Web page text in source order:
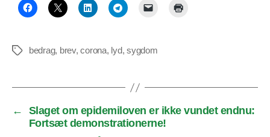
Tags bedrag, brev,corona, lyd,sygdom
←
Slaget om epidemiloven er ikke vundet endnu:
Fortsæt demonstrationerne!